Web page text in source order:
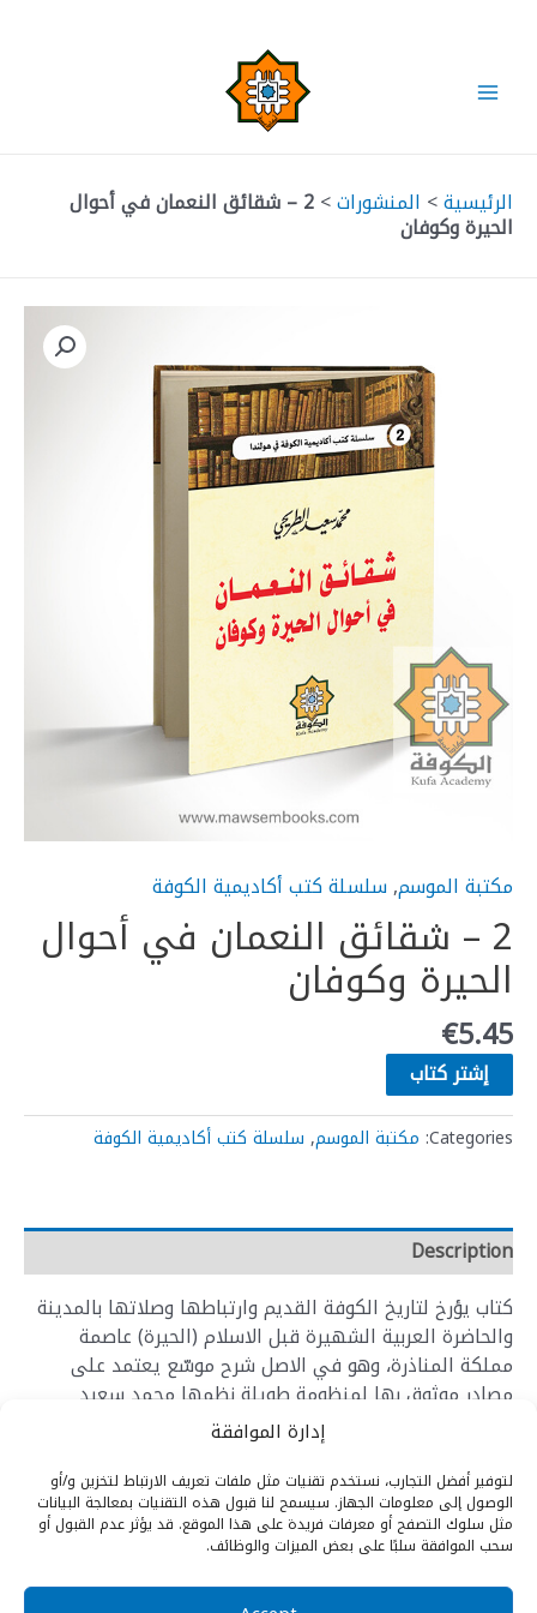
إدارة الموافقة
لتوفير أفضل التجارب، نستخدم تقنيات مثل ملفات تعريف الارتباط لتخزين و/أو
الوصول إلى معلومات الجهاز. سيسمح لنا قبول هذه التقنيات بمعالجة البيانات
مثل سلوك التصفح أو معرفات فريدة على هذا الموقع. قد يؤثر عدم القبول أو
سحب الموافقة سلبًا على بعض الميزات والوظائف.
المحتوى
Main
الرئيسية> المنشورات> 2 – شقائق النعمان في أحوال
الحيرة وكوفان
مكتبة الموسم, سلسلة كتب أكاديمية الكوفة
2 – شقائق النعمان في أحوال
الحيرة وكوفان
€5.45
إشتر كتاب
Categories: مكتبة الموسم, سلسلة كتب أكاديمية الكوفة
Description
كتاب يؤرخ لتاريخ الكوفة القديم وارتباطها وصلاتها بالمدينة
والحاضرة العربية الشهيرة قبل الاسلام (الحيرة) عاصمة
مملكة المناذرة، وهو في الاصل شرح موسّع يعتمد على
مصادر موثوق بها لمنظومة طويلة نظمها محمد سعيد
الطريحي عن تاريخ الحيرة والكوفة، والتي تضمنت الاشارة الى
المواقع الأثرية في منطقة الحيرة والنجف والكوفة بما فيها
الأديرة المسيحية القديمة ومواضعها الحالية. كتاب لابد
للباحث المتتبع لتاريخ المنطقة الغني بالتراث العمراني
القديم والمنسي أن يطَّلع عليه.